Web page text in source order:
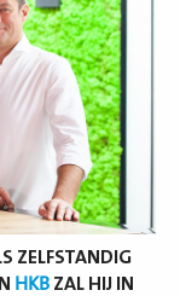
ZELFSTANDIG
HKB ZAL HIJ IN